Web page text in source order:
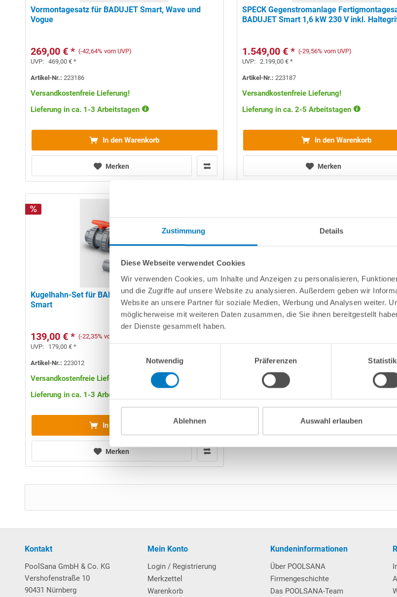
Zustimmung Details
Diese Webseite verwendet Cookies
Wir verwenden Cookies, um Inhalte und Anzeigen zu personalisieren,
und die Zugriffe auf unsere Website zu analysieren. Außerdem geben wir
Website an unsere Partner für soziale Medien, Werbung und Analysen weiter.
möglicherweise mit weiteren Daten zusammen, die Sie ihnen bereitgestellt
der Dienste gesammelt haben.
Notwendig
Präferenzen
Ablehnen Auswahl erlauben
Vormontagesatz für BADUJET Smart, Wave und
Vogue
269,00 € * (-42,64% vom UVP)
UVP: 469,00 € *
Artikel-Nr.: 223186
Versandkostenfreie Lieferung!
Lieferung in ca. 1-3 Arbeitstagen
In den Warenkorb
Merken
SPECK Gegenstromanlage
BADUJET Smart 1,6 kW 230 V inkl.
1.549,00 € * (-29,56% vom UVP)
UVP:
2.199,00 € *
Artikel-Nr.: 223187
Versandkostenfreie Lieferung!
Lieferung in ca. 2-5 Arbeitstagen
In den Warenkorb
Merken
Kugelhahn-Set für BADUJET Wave, Vogue und
Smart
139,00 € * (-22,35% vom UVP)
UVP:
179,00 € *
Artikel-Nr.: 223012
Versandkostenfreie Lieferung!
Lieferung in ca. 1-3 Arbeitstagen
In den Warenkorb
Merken
Kontakt
PoolSana GmbH & Co. KG
Vershofenstraße 10
90431 Nürnberg
Mein Konto
Login / Registrierung
Merkzettel
Warenkorb
Kundeninformationen
Über POOLSANA
Firmengeschichte
Das POOLSANA-Team